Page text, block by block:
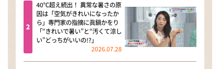
40℃超え続出！ 異常な暑さの原
因は「空気がきれいになったか
ら」専門家の指摘に眞鍋かをり
「“きれいで暑い”と“汚くて涼し
い”どっちがいいの!?」
2026.07.28